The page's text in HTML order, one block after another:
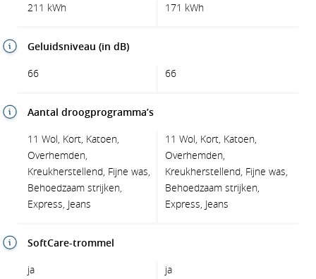
211 kWh 171 kWh
Geluidsniveau (in dB)
66 66
Aantal droogprogramma’s
11 Wol, Kort, Katoen,
Overhemden,
Kreukherstellend, Fijne was,
Behoedzaam strijken,
Express, Jeans
11 Wol, Kort, Katoen,
Overhemden,
Kreukherstellend, Fijne was,
Behoedzaam strijken,
Express, Jeans
SoftCare-trommel
ja ja